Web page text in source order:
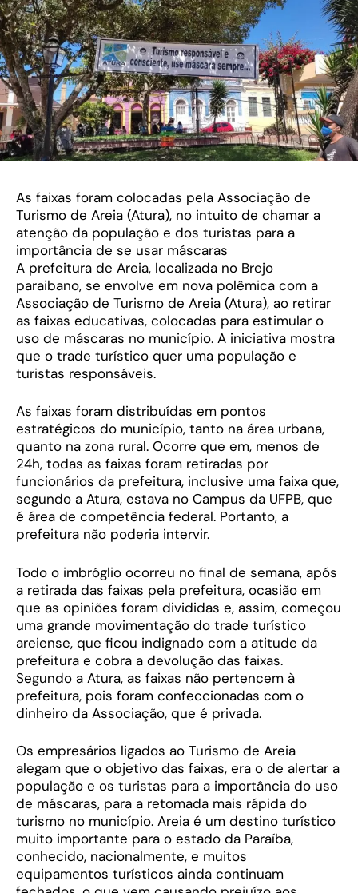
As faixas foram colocadas pela Associação de
Turismo de Areia (Atura), no intuito de chamar a
atenção da população e dos turistas para a
importância de se usar máscaras
A prefeitura de Areia, localizada no Brejo
paraibano, se envolve em nova polêmica com a
Associação de Turismo de Areia (Atura), ao retirar
as faixas educativas, colocadas para estimular o
uso de máscaras no município. A iniciativa mostra
que o trade turístico quer uma população e
turistas responsáveis.
As faixas foram distribuídas em pontos
estratégicos do município, tanto na área urbana,
quanto na zona rural. Ocorre que em, menos de
24h, todas as faixas foram retiradas por
funcionários da prefeitura, inclusive uma faixa que,
segundo a Atura, estava no Campus da UFPB, que
é área de competência federal. Portanto, a
prefeitura não poderia intervir.
Todo o imbróglio ocorreu no final de semana, após
a retirada das faixas pela prefeitura, ocasião em
que as opiniões foram divididas e, assim, começou
uma grande movimentação do trade turístico
areiense, que ficou indignado com a atitude da
prefeitura e cobra a devolução das faixas.
Segundo a Atura, as faixas não pertencem à
prefeitura, pois foram confeccionadas com o
dinheiro da Associação, que é privada.
Os empresários ligados ao Turismo de Areia
alegam que o objetivo das faixas, era o de alertar a
população e os turistas para a importância do uso
de máscaras, para a retomada mais rápida do
turismo no município. Areia é um destino turístico
muito importante para o estado da Paraíba,
conhecido, nacionalmente, e muitos
equipamentos turísticos ainda continuam